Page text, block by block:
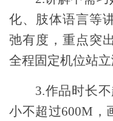
化、肢体语言等
弛有度，重点突
全程固定机位站立
3.作品时长
小不超过600M